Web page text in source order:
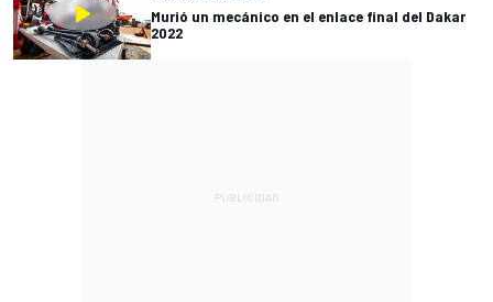
Murió un mecánico en el enlace final del Dakar
2022